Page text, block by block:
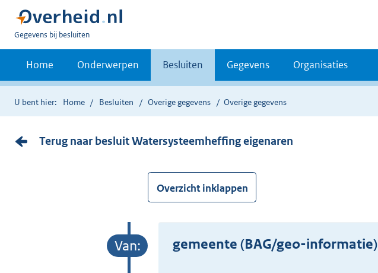
U
bent
Gegevens bij besluiten
Home Onderwerpen Besluiten Gegevens Organisaties
U bent hier: Home Besluiten Overige gegevens Overige gegevens
Terug naar besluit Watersysteemheffing eigenaren
Overzicht inklappen
gemeente (BAG/geo-informatie)